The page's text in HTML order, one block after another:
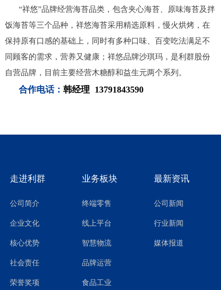
“祥悠”品牌经营海苔品类，包含夹心海苔、原味海苔及拌
饭海苔等三个品种，祥悠海苔采用精选原料，慢火烘烤，在
保持原有口感的基础上，同时有多种口味、百变吃法满足不
同顾客的需求，营养又健康； 祥悠品牌沙琪玛，是利群股份
自营品牌，目前主要经营木糖醇和益生元两个系列。
合作电话： 韩经理 13791843590
走进利群
公司简介
企业文化
核心优势
社会责任
荣誉奖项
业务板块
终端零售
线上平台
智慧物流
品牌运营
食品工业
最新资讯
公司新闻
行业新闻
媒体报道